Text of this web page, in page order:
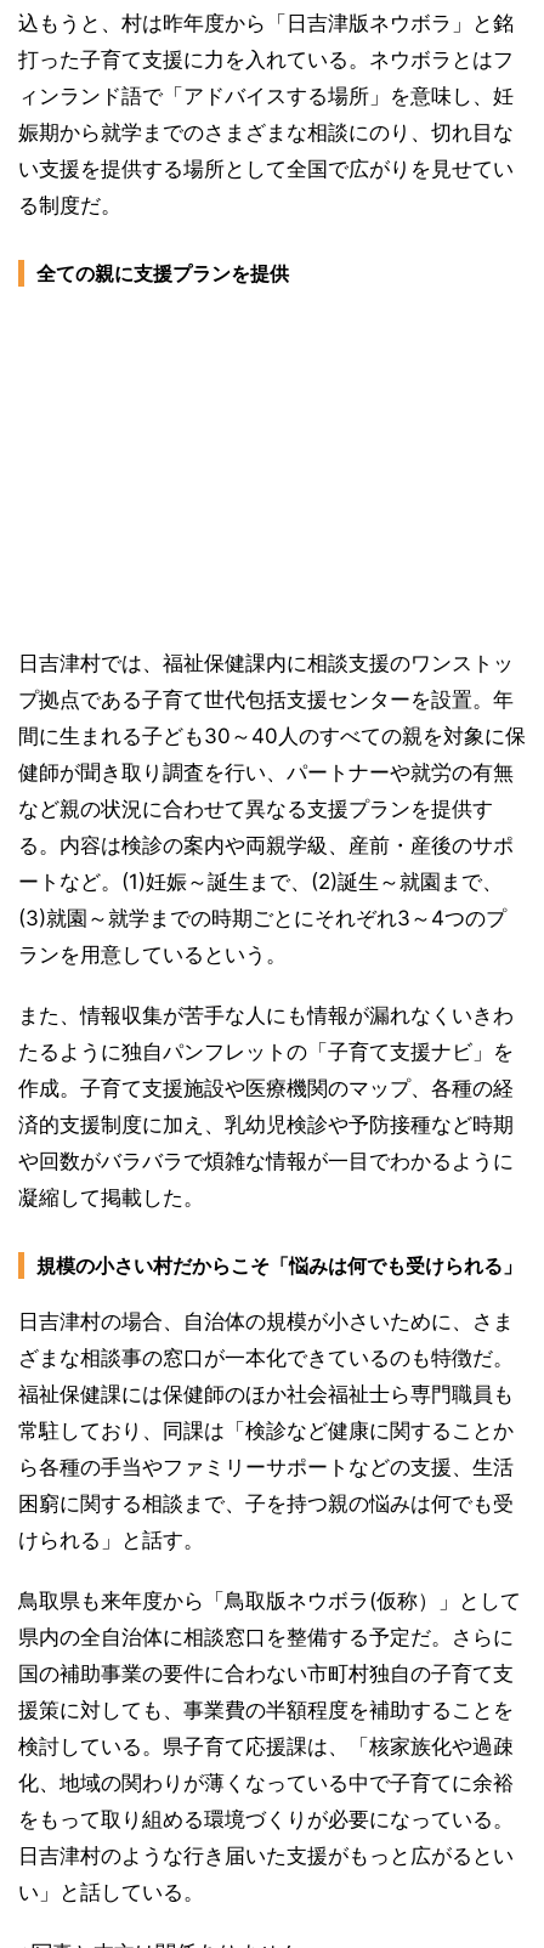
込もうと、村は昨年度から「日吉津版ネウボラ」と銘
打った子育て支援に力を入れている。ネウボラとはフ
ィンランド語で「アドバイスする場所」を意味し、妊
娠期から就学までのさまざまな相談にのり、切れ目な
い支援を提供する場所として全国で広がりを見せてい
る制度だ。
全ての親に支援プランを提供
日吉津村では、福祉保健課内に相談支援のワンストッ
プ拠点である子育て世代包括支援センターを設置。年
間に生まれる子ども30～40人のすべての親を対象に保
健師が聞き取り調査を行い、パートナーや就労の有無
など親の状況に合わせて異なる支援プランを提供す
る。内容は検診の案内や両親学級、産前・産後のサポ
ートなど。(1)妊娠～誕生まで、(2)誕生～就園まで、
(3)就園～就学までの時期ごとにそれぞれ3～4つのプ
ランを用意しているという。
また、情報収集が苦手な人にも情報が漏れなくいきわ
たるように独自パンフレットの「子育て支援ナビ」を
作成。子育て支援施設や医療機関のマップ、各種の経
済的支援制度に加え、乳幼児検診や予防接種など時期
や回数がバラバラで煩雑な情報が一目でわかるように
凝縮して掲載した。
規模の小さい村だからこそ「悩みは何でも受けられる」
日吉津村の場合、自治体の規模が小さいために、さま
ざまな相談事の窓口が一本化できているのも特徴だ。
福祉保健課には保健師のほか社会福祉士ら専門職員も
常駐しており、同課は「検診など健康に関することか
ら各種の手当やファミリーサポートなどの支援、生活
困窮に関する相談まで、子を持つ親の悩みは何でも受
けられる」と話す。
鳥取県も来年度から「鳥取版ネウボラ(仮称）」として
県内の全自治体に相談窓口を整備する予定だ。さらに
国の補助事業の要件に合わない市町村独自の子育て支
援策に対しても、事業費の半額程度を補助することを
検討している。県子育て応援課は、「核家族化や過疎
化、地域の関わりが薄くなっている中で子育てに余裕
をもって取り組める環境づくりが必要になっている。
日吉津村のような行き届いた支援がもっと広がるとい
い」と話している。